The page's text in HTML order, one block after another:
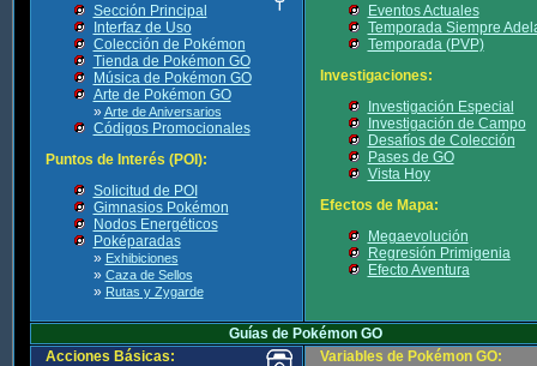
Sección Principal
Interfaz de Uso
Colección de Pokémon
Tienda de Pokémon GO
Música de Pokémon GO
Arte de Pokémon GO
» Arte de Aniversarios
Códigos Promocionales
Puntos de Interés (POI):
Solicitud de POI
Gimnasios Pokémon
Nodos Energéticos
Poképaradas
» Exhibiciones
» Caza de Sellos
» Rutas y Zygarde
Eventos Actuales
Temporada Siempre
Temporada (PVP)
Investigaciones:
Investigación Especial
Investigación de Campo
Desafíos de Colección
Pases de GO
Vista Hoy
Efectos de Mapa:
Megaevolución
Regresión Primigenia
Efecto Aventura
Guías de Pokémon GO
Acciones Básicas:
Variables de Pokémon GO: